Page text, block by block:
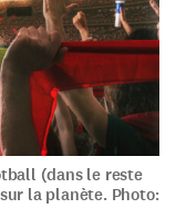
(dans le reste
la planète. Photo: